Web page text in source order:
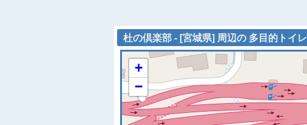
杜の倶楽部 - [宮城県] 周辺の 多目的トイレ
+
−